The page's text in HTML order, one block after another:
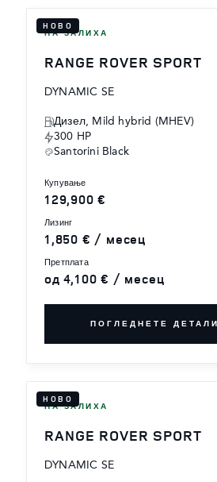
НОВО
НА ЗАЛИХА
RANGE ROVER SPORT
DYNAMIC SE
Дизел, Mild hybrid (MHEV)
300 HP
Santorini Black
купување
129,900 €
лизинг
1,850 € / месец
претплата
од 4,100 € / месец
ПОГЛЕДНЕТЕ ДЕТАЛИ
НОВО
НА ЗАЛИХА
RANGE ROVER SPORT
DYNAMIC SE